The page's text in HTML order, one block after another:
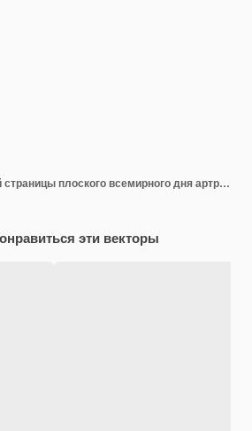
Шаблон целевой страницы плоского всемирного дня артрита
эти векторы